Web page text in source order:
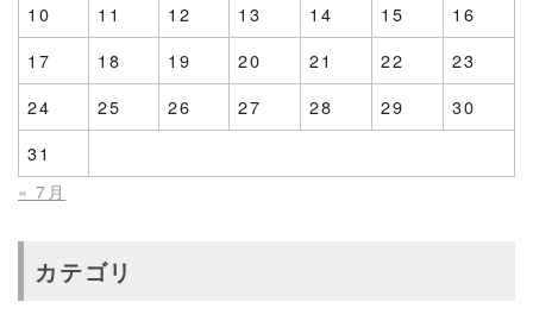
10
11 12 13 14 15
16
17
18 19 20 21 22
23
24
25 26 27 28 29
30
31
« 7月
カテゴリ